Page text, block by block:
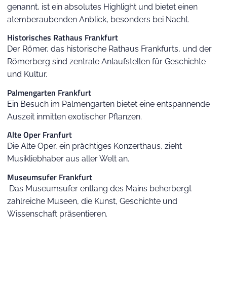
genannt, ist ein absolutes Highlight und bietet einen
atemberaubenden Anblick, besonders bei Nacht.
Historisches Rathaus Frankfurt
Der Römer, das historische Rathaus Frankfurts, und der
Römerberg sind zentrale Anlaufstellen für Geschichte
und Kultur.
Palmengarten Frankfurt
Ein Besuch im Palmengarten bietet eine entspannende
Auszeit inmitten exotischer Pflanzen.
Alte Oper Franfurt
Die Alte Oper, ein prächtiges Konzerthaus, zieht
Musikliebhaber aus aller Welt an.
Museumsufer Frankfurt
Das Museumsufer entlang des Mains beherbergt
zahlreiche Museen, die Kunst, Geschichte und
Wissenschaft präsentieren.